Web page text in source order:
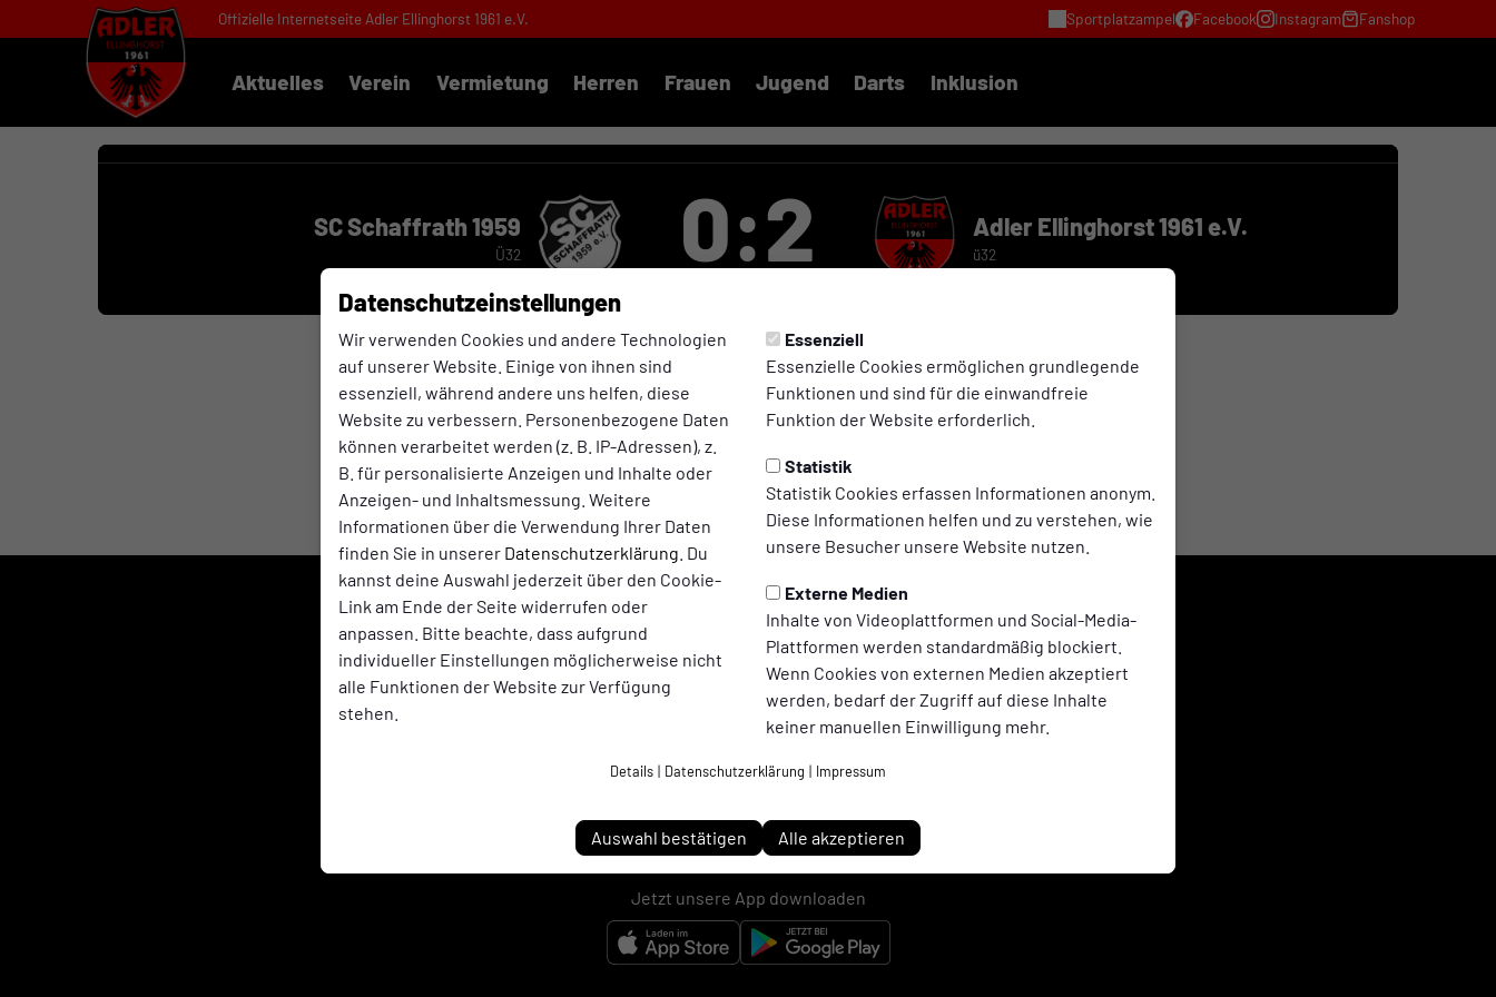
Datenschutzeinstellungen
Wir verwenden Cookies und andere Technologien
auf unserer Website. Einige von ihnen sind
essenziell, während andere uns helfen, diese
Website zu verbessern. Personenbezogene Daten
können verarbeitet werden (z. B. IP-Adressen), z.
B. für personalisierte Anzeigen und Inhalte oder
Anzeigen- und Inhaltsmessung. Weitere
Informationen über die Verwendung Ihrer Daten
finden Sie in unserer Datenschutzerklärung . Du
kannst deine Auswahl jederzeit über den Cookie-
Link am Ende der Seite widerrufen oder
anpassen. Bitte beachte, dass aufgrund
individueller Einstellungen möglicherweise nicht
alle Funktionen der Website zur Verfügung
stehen.
Essenziell
Essenzielle Cookies ermöglichen grundlegende
Funktionen und sind für die einwandfreie
Funktion der Website erforderlich.
Statistik
Statistik Cookies erfassen Informationen anonym.
Diese Informationen helfen und zu verstehen, wie
unsere Besucher unsere Website nutzen.
Externe Medien
Inhalte von Videoplattformen und Social-Media-
Plattformen werden standardmäßig blockiert.
Wenn Cookies von externen Medien akzeptiert
werden, bedarf der Zugriff auf diese Inhalte
keiner manuellen Einwilligung mehr.
Details | Datenschutzerklärung | Impressum
Auswahl bestätigen Alle akzeptieren
Offizielle Internetseite Adler Ellinghorst 1961 e.V. Sportplatzampel Facebook Instagram Fanshop
Aktuelles Verein Vermietung Herren Frauen Jugend Darts Inklusion
SC Schaffrath 1959
Ü32 0:2 Adler Ellinghorst 1961 e.V.
ü32
Jetzt unsere App downloaden